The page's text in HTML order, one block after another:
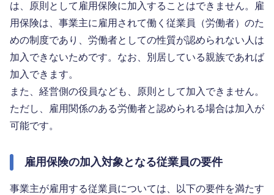
は、原則として雇用保険に加入することはできません。雇
用保険は、事業主に雇用されて働く従業員（労働者）のた
めの制度であり、労働者としての性質が認められない人は
加入できないためです。なお、別居している親族であれば
加入できます。
また、経営側の役員なども、原則として加入できません。
ただし、雇用関係のある労働者と認められる場合は加入が
可能です。
雇用保険の加入対象となる従業員の要件
事業主が雇用する従業員については、以下の要件を満たす